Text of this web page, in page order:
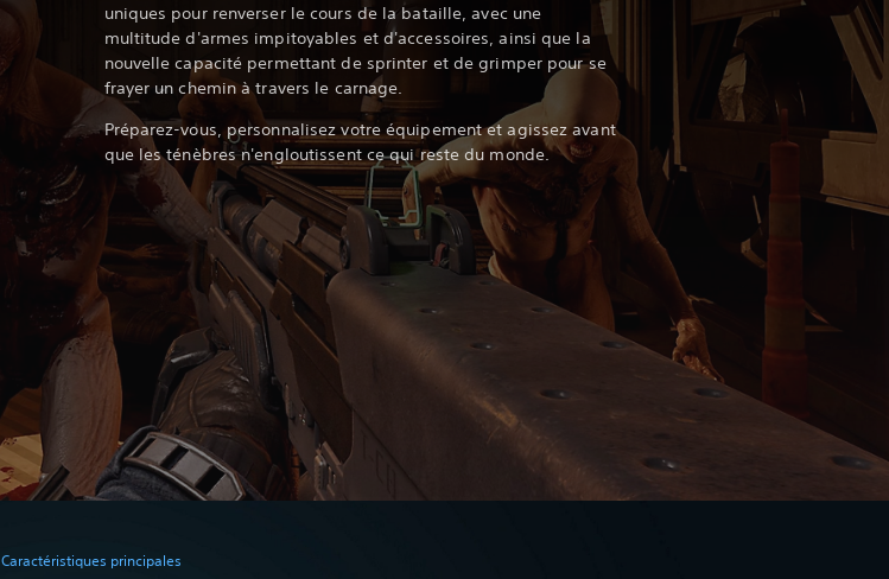
uniques pour renverser le cours de la bataille, avec une
multitude d'armes impitoyables et d'accessoires, ainsi que la
nouvelle capacité permettant de sprinter et de grimper pour se
frayer un chemin à travers le carnage.‎
Préparez-vous, personnalisez votre équipement et agissez avant
que les ténèbres n'engloutissent ce qui reste du monde.‎
Caractéristiques principales